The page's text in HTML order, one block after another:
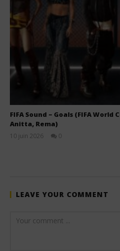
FIFA Sound – Goals (FIFA World
Anitta, Rema)
10 juin 2026
0
LEAVE YOUR COMMENT